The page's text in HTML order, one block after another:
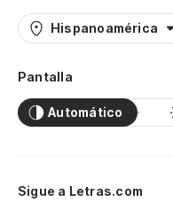
Hispanoamérica
Pantalla
Automático
Sigue a Letras.com